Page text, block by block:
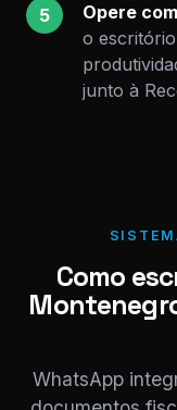
5 Opere
o
junto à
Como
WhatsApp